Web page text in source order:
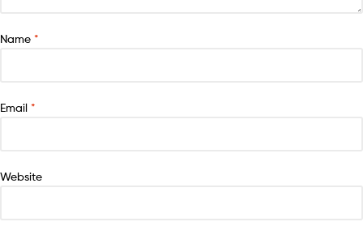
Name *
Email *
Website